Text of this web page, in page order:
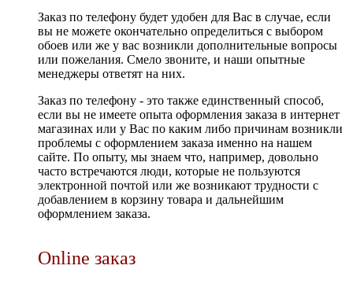
Заказ по телефону будет удобен для Вас в случае, если
вы не можете окончательно определиться с выбором
обоев или же у вас возникли дополнительные вопросы
или пожелания. Смело звоните, и наши опытные
менеджеры ответят на них.
Заказ по телефону - это также единственный способ,
если вы не имеете опыта оформления заказа в интернет
магазинах или у Вас по каким либо причинам возникли
проблемы с оформлением заказа именно на нашем
сайте. По опыту, мы знаем что, например, довольно
часто встречаются люди, которые не пользуются
электронной почтой или же возникают трудности с
добавлением в корзину товара и дальнейшим
оформлением заказа.
Online заказ